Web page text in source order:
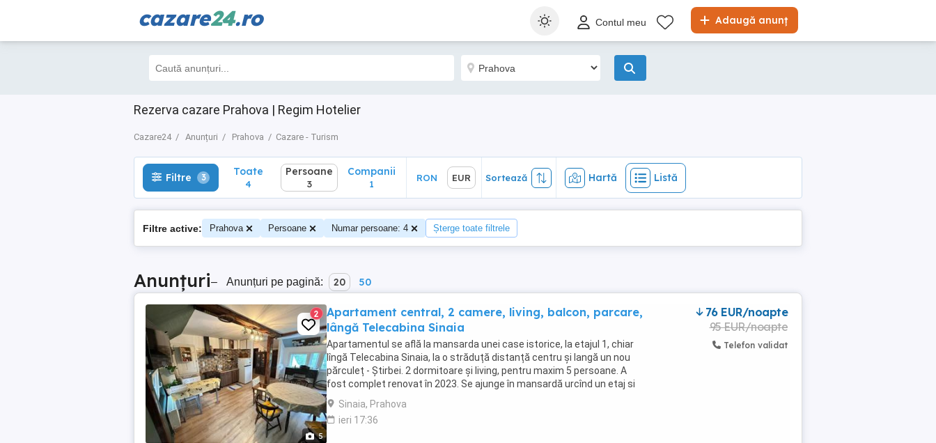
cazare24.ro Adaugă anunț
Contul meu
Rezerva cazare Prahova | Regim Hotelier
Cazare24 Anunțuri Prahova Cazare - Turism
Filtre 3 Toate
4
Hartă Listă
Filtre 3 Toate
4
Persoane
3
Companii
1
RON EUR Sortează Hartă Listă
Filtre active: Prahova Persoane Numar persoane: 4 Șterge toate filtrele
Anunțuri– Anunțuri pe pagină: 20 50
5
2
Apartament central, 2 camere, living, balcon, parcare,
lângă Telecabina Sinaia
Apartamentul se află la mansarda unei case istorice, la etajul 1, chiar
lîngă Telecabina Sinaia, la o străduță distanță centru și langă un nou
părculeț - Știrbei. 2 dormitoare și living, pentru maxim 5 persoane. A
fost complet renovat în 2023. Se ajunge în mansardă urcînd un etaj si
jumătate. Are ...
Sinaia, Prahova
ieri 17:36
76 EUR/noapte
95 EUR/noapte
Telefon validat